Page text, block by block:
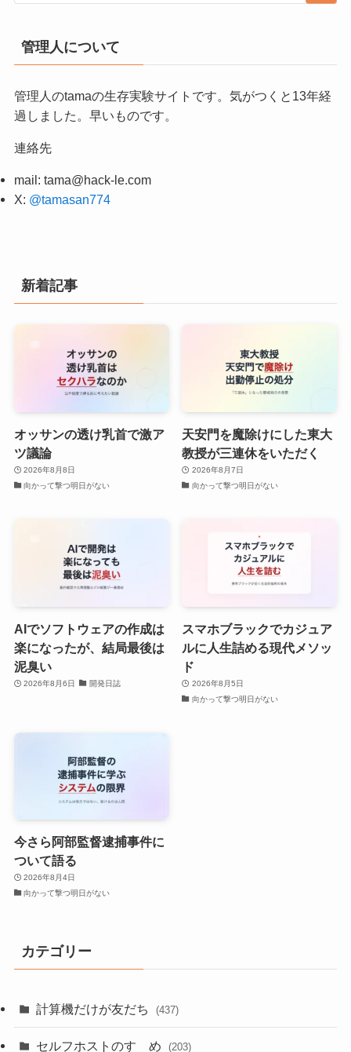
管理人について
管理人のtamaの生存実験サイトです。気がつくと13年経
過しました。早いものです。
連絡先
mail: tama@hack-le.com
X: @tamasan774
新着記事
オッサンの透け乳首で激ア
ツ議論
2026年8月8日
向かって撃つ明日がない
天安門を魔除けにした東大
教授が三連休をいただく
2026年8月7日
向かって撃つ明日がない
AIでソフトウェアの作成は
楽になったが、結局最後は
泥臭い
2026年8月6日 開発日誌
スマホブラックでカジュア
ルに人生詰める現代メソッ
ド
2026年8月5日
向かって撃つ明日がない
今さら阿部監督逮捕事件に
ついて語る
2026年8月4日
向かって撃つ明日がない
カテゴリー
計算機だけが友だち (437)
セルフホストのすゝめ (203)